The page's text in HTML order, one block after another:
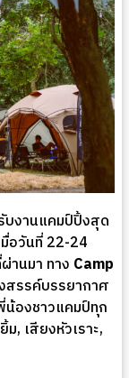
บงานแคมป์ปิ้งสุด
อวันที่ 22-24
านมา ทาง Camp
สรรค์บรรยากาศ
องชาวแคมป์ทุก
, เสียงหัวเราะ,